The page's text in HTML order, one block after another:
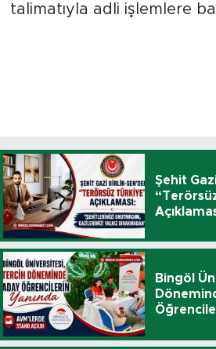
talimatıyla adli işlemlere
Şehit
Bingöl